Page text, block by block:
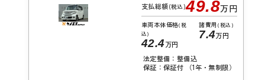
支払総額(税込)49.8万円
車両本体価格(税
込)
42.4万円
諸費用 (税込)
7.4万円
法定整備：整備込
保証：保証付 （1年・無制限）